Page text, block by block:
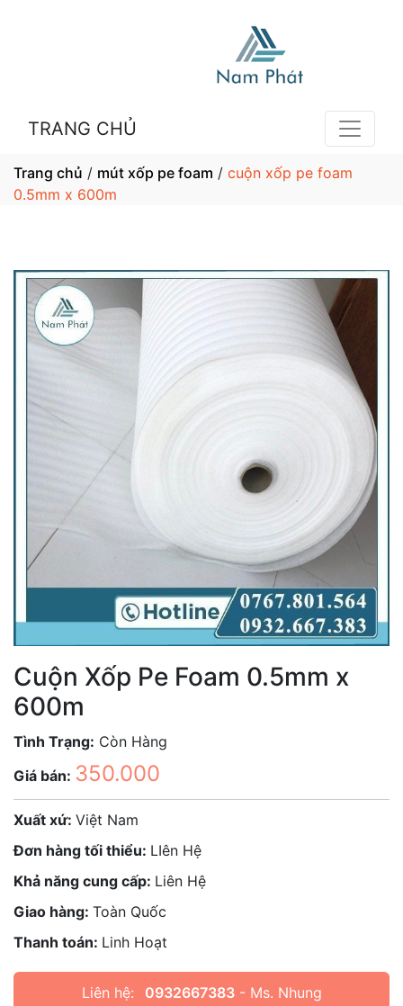
TRANG CHỦ
Trang chủ / mút xốp pe foam / cuộn xốp pe foam
0.5mm x 600m
Cuộn Xốp Pe Foam 0.5mm x
600m
Tình Trạng: Còn Hàng
Giá bán: 350.000
Xuất xứ: Việt Nam
Đơn hàng tối thiểu: LIên Hệ
Khả năng cung cấp: Liên Hệ
Giao hàng: Toàn Quốc
Thanh toán: Linh Hoạt
Liên hệ: 0932667383- Ms. Nhung